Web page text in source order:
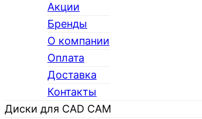
Акции
Бренды
О компании
Оплата
Доставка
Контакты
Диски для CAD CAM